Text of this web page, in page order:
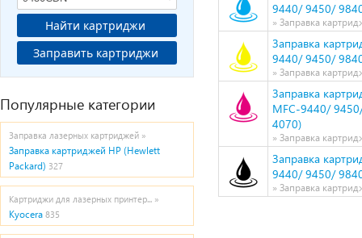
Найти картриджи
Заправить картриджи
Популярные категории
Заправка лазерных картриджей »
Заправка картриджей HP (Hewlett
Packard) 327
Картриджи для лазерных принтер... »
Kyocera 835
9440/ 9450/
» Заправка
Заправка
9440/ 9450/
» Заправка
Заправка
MFC-9440/
4070)
» Заправка
Заправка
9440/ 9450/
» Заправка